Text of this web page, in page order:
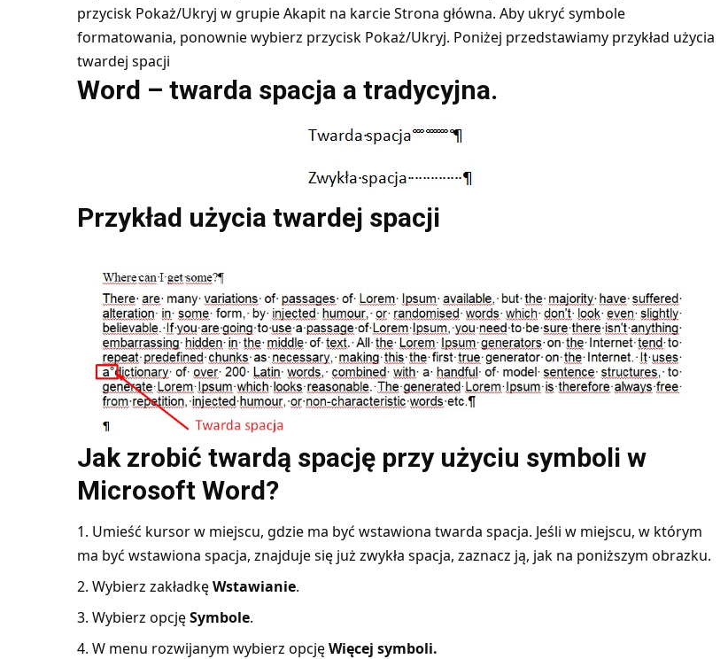
przycisk Pokaż/Ukryj w grupie Akapit na karcie Strona główna. Aby ukryć symbole
formatowania, ponownie wybierz przycisk Pokaż/Ukryj. Poniżej przedstawiamy przykład użycia
twardej spacji
Word – twarda spacja a tradycyjna.
Przykład użycia twardej spacji
Jak zrobić twardą spację przy użyciu symboli w
Microsoft Word?
Umieść kursor w miejscu, gdzie ma być wstawiona twarda spacja. Jeśli w miejscu, w którym
ma być wstawiona spacja, znajduje się już zwykła spacja, zaznacz ją, jak na poniższym obrazku.
Wybierz zakładkęWstawianie.
Wybierz opcjęSymbole.
W menu rozwijanym wybierz opcjęWięcej symboli.